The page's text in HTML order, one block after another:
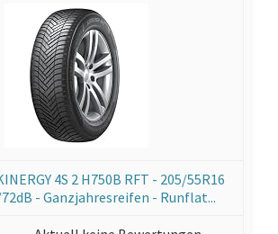
4S 2 H750B RFT - 205/55R16
- Ganzjahresreifen - Runflat...